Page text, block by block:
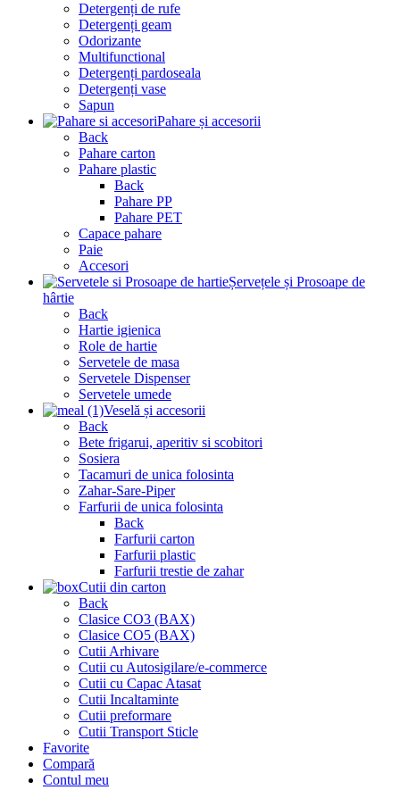
Detergenți de rufe
Detergenți geam
Odorizante
Multifunctional
Detergenți pardoseala
Detergenți vase
Sapun
Pahare și accesorii
Back
Pahare carton
Pahare plastic
Back
Pahare PP
Pahare PET
Capace pahare
Paie
Accesori
Șervețele și Prosoape de
hârtie
Back
Hartie igienica
Role de hartie
Servetele de masa
Servetele Dispenser
Servetele umede
Veselă și accesorii
Back
Bete frigarui, aperitiv si scobitori
Sosiera
Tacamuri de unica folosinta
Zahar-Sare-Piper
Farfurii de unica folosinta
Back
Farfurii carton
Farfurii plastic
Farfurii trestie de zahar
Cutii din carton
Back
Clasice CO3 (BAX)
Clasice CO5 (BAX)
Cutii Arhivare
Cutii cu Autosigilare/e-commerce
Cutii cu Capac Atasat
Cutii Incaltaminte
Cutii preformare
Cutii Transport Sticle
Favorite
Compară
Contul meu